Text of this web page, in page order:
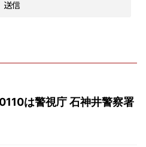
は警視庁 石神井警察署